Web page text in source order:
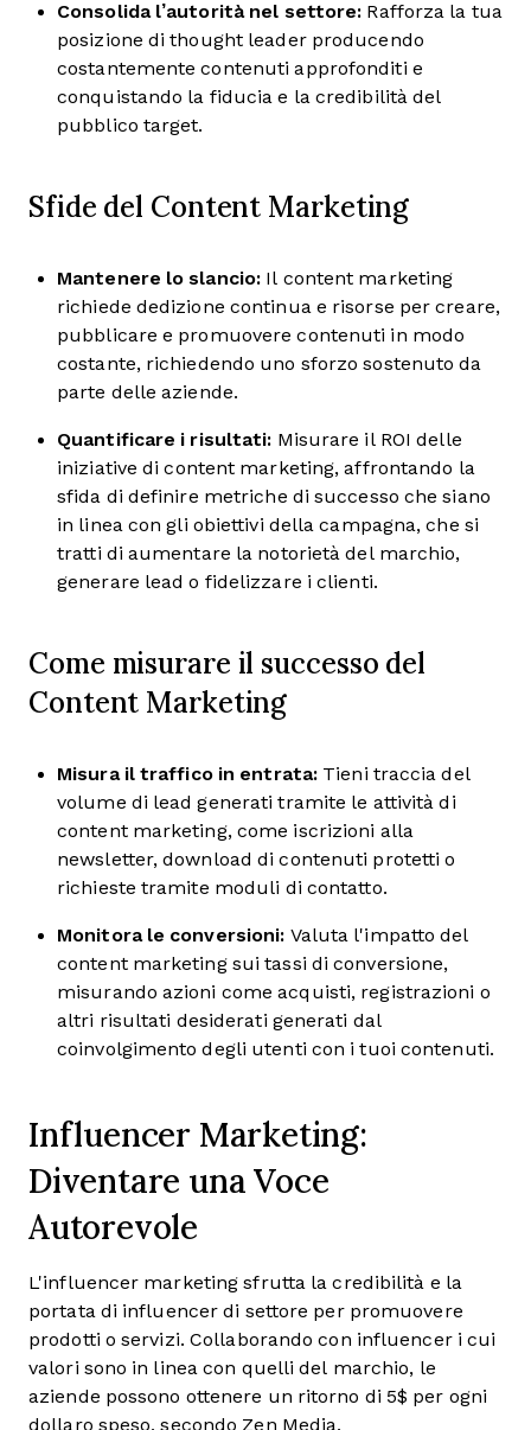
Consolida l’autorità nel settore: Rafforza la tua
posizione di thought leader producendo
costantemente contenuti approfonditi e
conquistando la fiducia e la credibilità del
pubblico target.
Sfide del Content Marketing
Mantenere lo slancio: Il content marketing
richiede dedizione continua e risorse per creare,
pubblicare e promuovere contenuti in modo
costante, richiedendo uno sforzo sostenuto da
parte delle aziende.
Quantificare i risultati: Misurare il ROI delle
iniziative di content marketing, affrontando la
sfida di definire metriche di successo che siano
in linea con gli obiettivi della campagna, che si
tratti di aumentare la notorietà del marchio,
generare lead o fidelizzare i clienti.
Come misurare il successo del
Content Marketing
Misura il traffico in entrata: Tieni traccia del
volume di lead generati tramite le attività di
content marketing, come iscrizioni alla
newsletter, download di contenuti protetti o
richieste tramite moduli di contatto.
Monitora le conversioni: Valuta l'impatto del
content marketing sui tassi di conversione,
misurando azioni come acquisti, registrazioni o
altri risultati desiderati generati dal
coinvolgimento degli utenti con i tuoi contenuti.
Influencer Marketing:
Diventare una Voce
Autorevole
L'influencer marketing sfrutta la credibilità e la
portata di influencer di settore per promuovere
prodotti o servizi. Collaborando con influencer i cui
valori sono in linea con quelli del marchio, le
aziende possono ottenere un ritorno di 5$ per ogni
dollaro speso, secondo Zen Media.